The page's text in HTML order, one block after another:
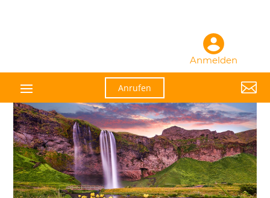
Anmelden
Anrufen 